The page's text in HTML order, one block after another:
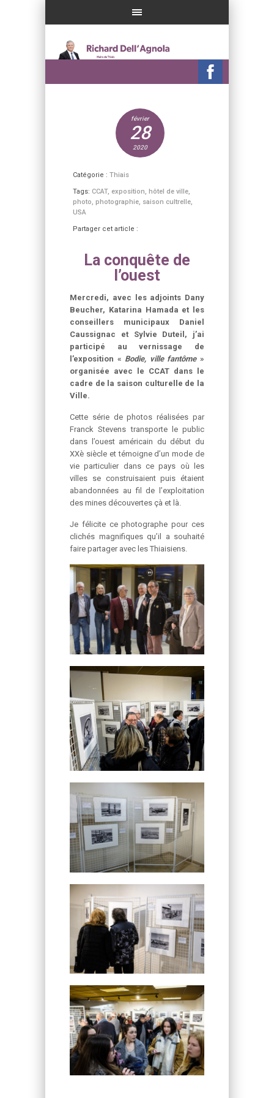
février
28
2020
Catégorie : Thiais
Tags: CCAT, exposition, hôtel de ville,
photo, photographie, saison cultrelle,
USA
Partager cet article :
La conquête de
l’ouest
Mercredi, avec les adjoints Dany
Beucher, Katarina Hamada et les
conseillers municipaux Daniel
Caussignac et Sylvie Duteil, j’ai
participé au vernissage de
l’exposition « Bodie, ville fantôme»
organisée avec le CCAT dans le
cadre de la saison culturelle de la
Ville.
Cette série de photos réalisées par
Franck Stevens transporte le public
dans l’ouest américain du début du
XXè siècle et témoigne d’un mode de
vie particulier dans ce pays où les
villes se construisaient puis étaient
abandonnées au fil de l’exploitation
des mines découvertes çà et là.
Je félicite ce photographe pour ces
clichés magnifiques qu’il a souhaité
faire partager avec les Thiaisiens.